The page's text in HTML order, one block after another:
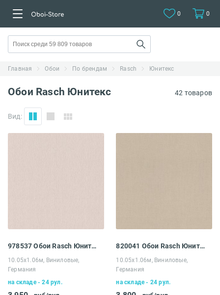
0 0
Главная Обои По брендам Rasch Юнитекс
Обои Rasch Юнитекс 42 товаров
Вид:
978537 Обои Rasch Юнитекс
10.05х1.06м, Виниловые,
Германия
на складе - 24 рул.
820041 Обои Rasch Юнитекс
10.05х1.06м, Виниловые,
Германия
на складе - 24 рул.